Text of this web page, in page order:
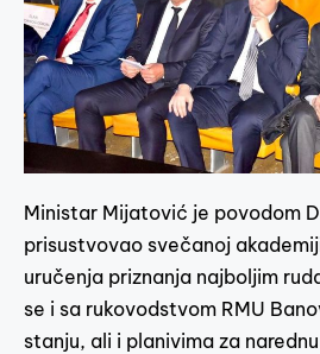
Ministar Mijatović je povodom
prisustvovao svečanoj
uručenja priznanja najboljim
se i sa rukovodstvom RMU
stanju, ali i planivima za